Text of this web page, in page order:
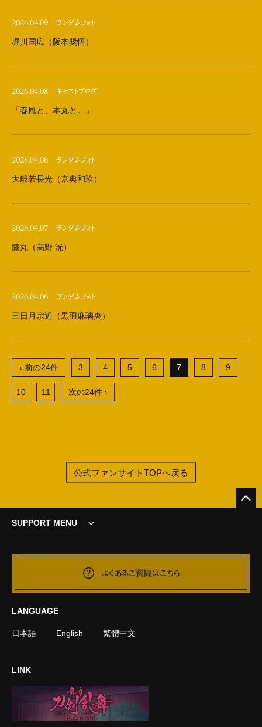
2026.04.09 ランダムフォト
堀川国広（阪本奨悟）
2026.04.08 キャストブログ
「春風と、本丸と。」
2026.04.08 ランダムフォト
大般若長光（京典和玖）
2026.04.07 ランダムフォト
膝丸（高野 洸）
2026.04.06 ランダムフォト
三日月宗近（黒羽麻璃央）
‹ 前の24件 3 4 5 6 7 8 9
10 11 次の24件 ›
公式ファンサイトTOPへ戻る
SUPPORT MENU
よくあるご質問はこちら
LANGUAGE
日本語 English 繁體中文
LINK